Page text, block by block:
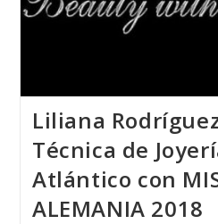
Liliana
Técnica de
Atlántico con
ALEMANIA 2018